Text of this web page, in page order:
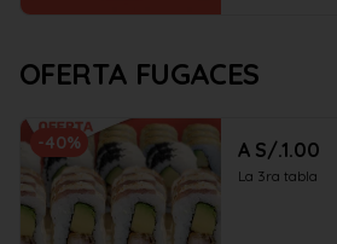
OFERTA FUGACES
-40% A S/.1.00
La 3ra tabla